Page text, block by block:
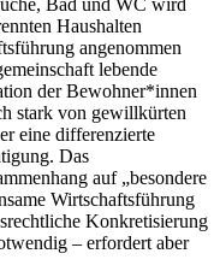
Bad und WC wird
Haushalten
angenommen
lebende
der Bewohner*innen
stark von gewillkürten
eine differenzierte
Das
auf „besondere
Wirtschaftsführung
Konkretisierung
– erfordert aber